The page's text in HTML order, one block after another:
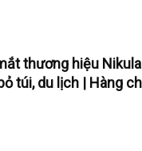
thương hiệu
túi, du lịch | Hàng